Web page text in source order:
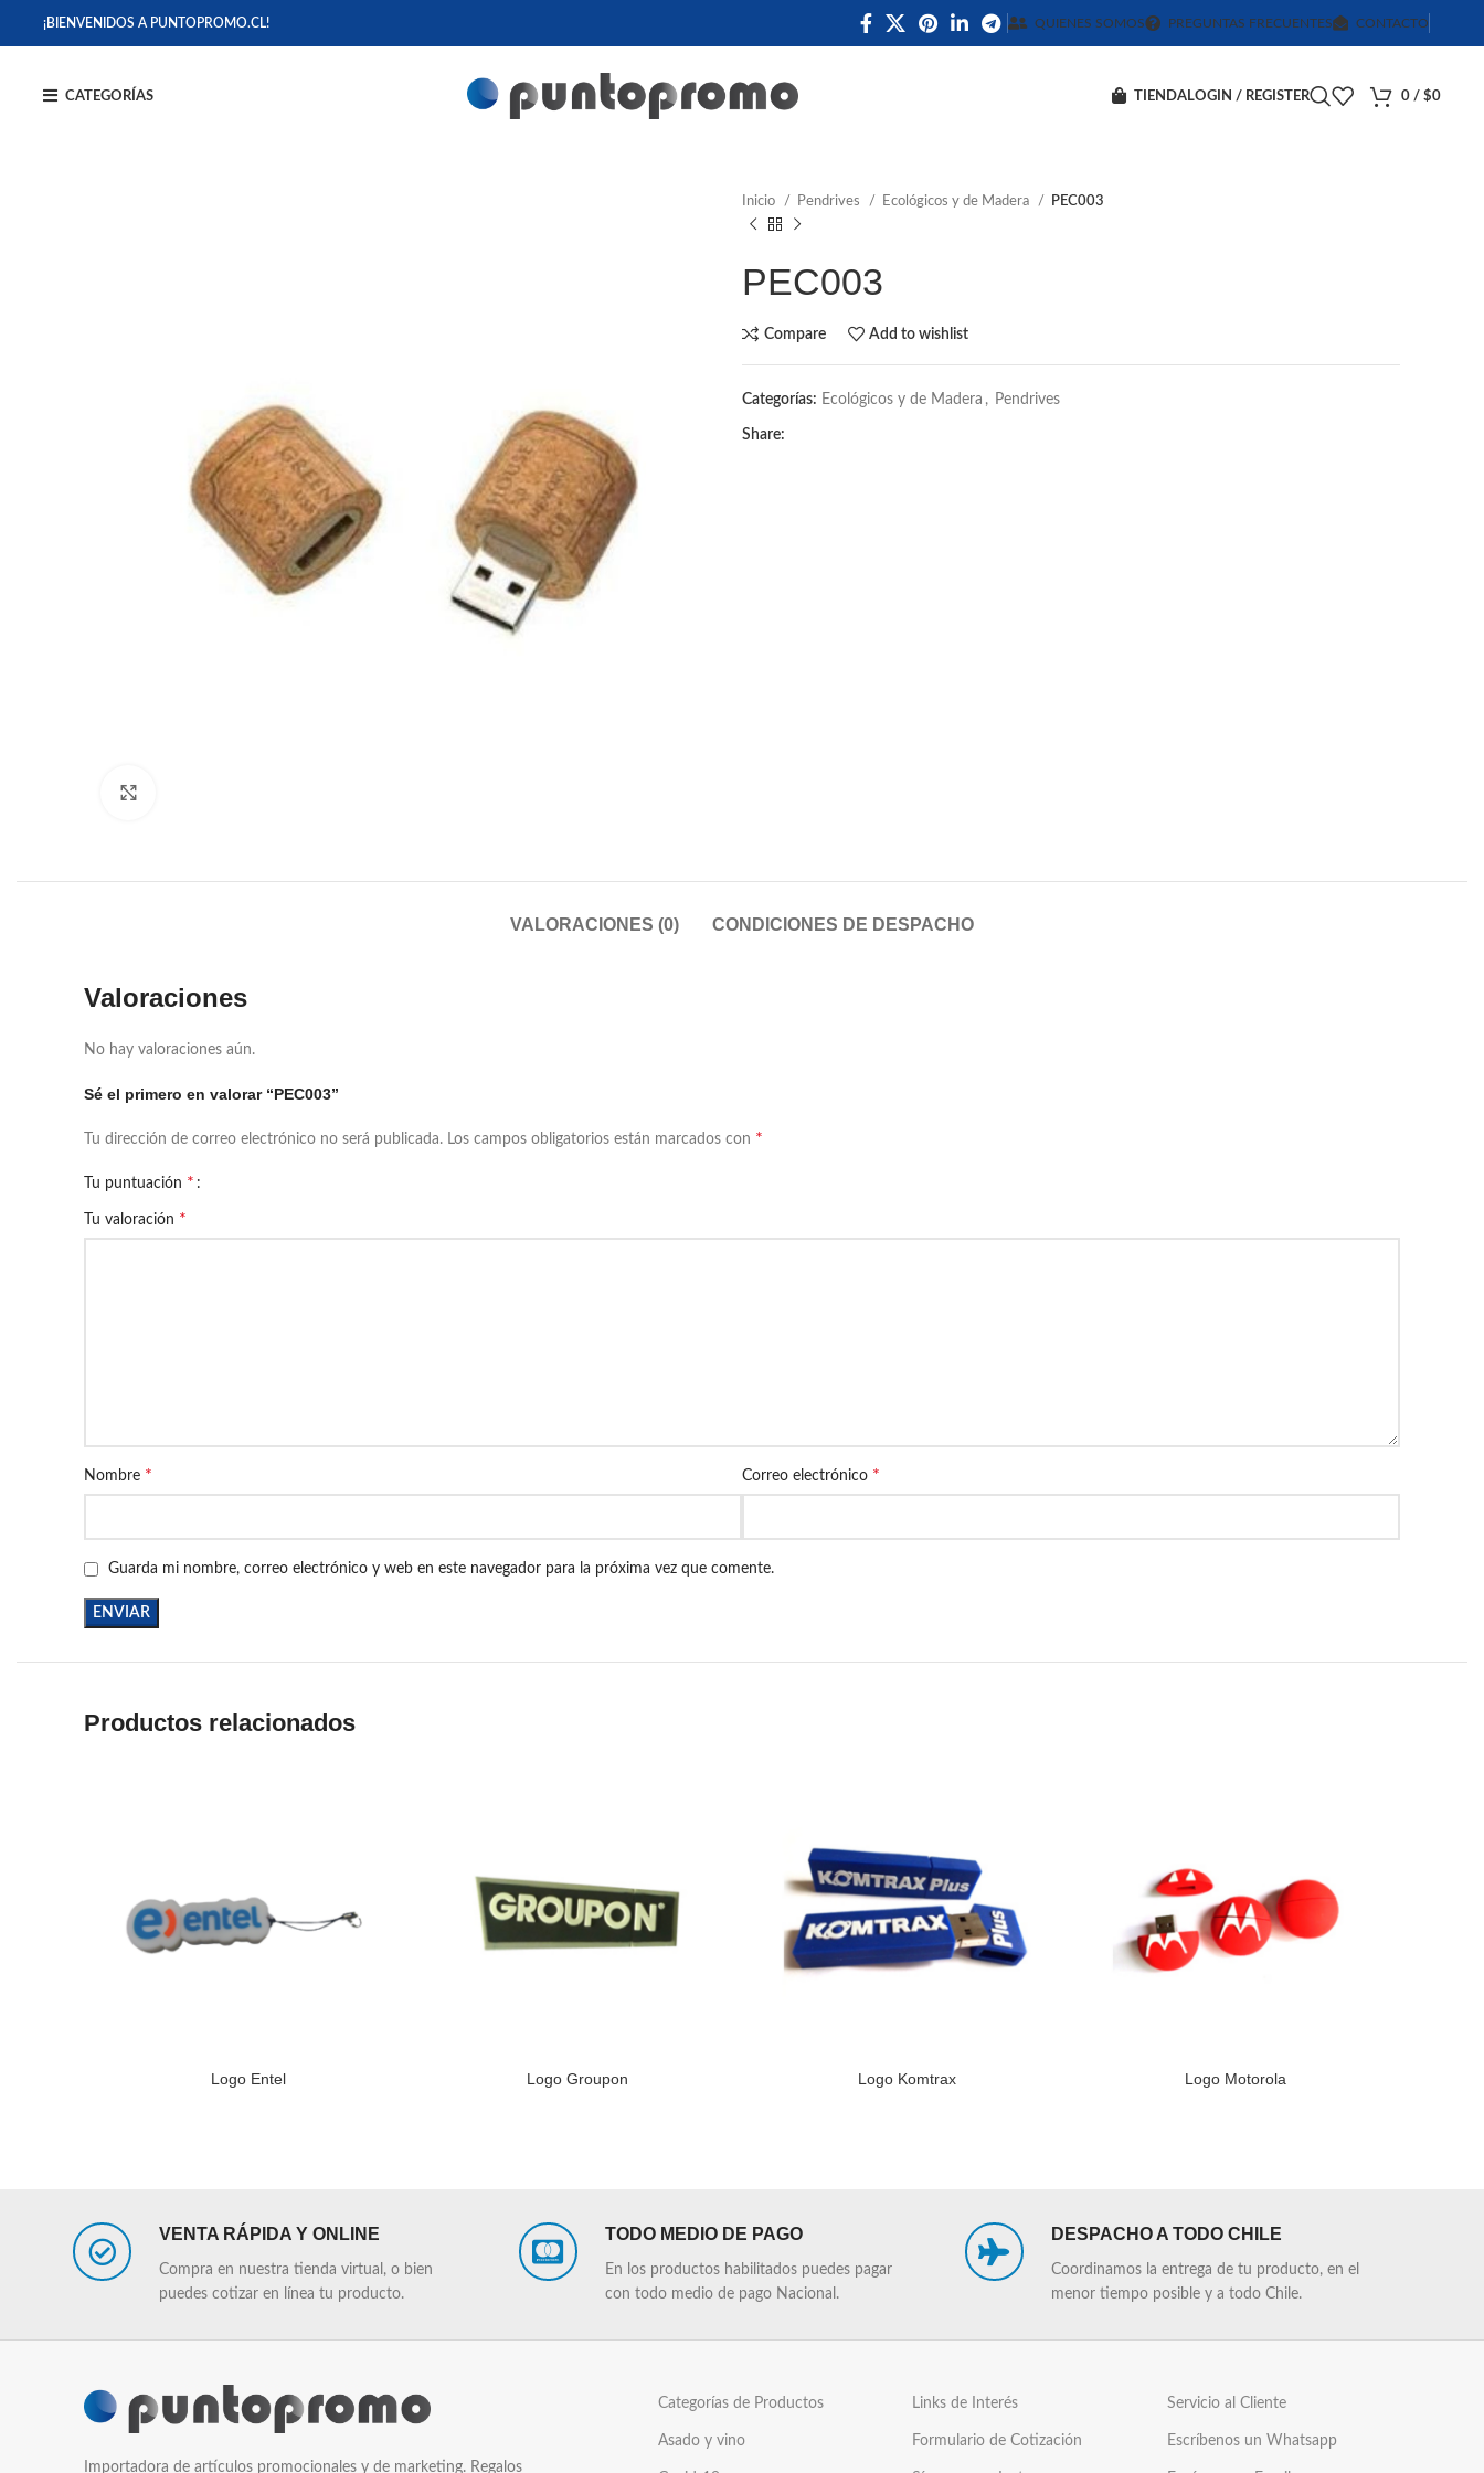
¡BIENVENIDOS A PUNTOPROMO.CL! QUIENES SOMOS PREGUNTAS FRECUENTES CONTACTO
CATEGORÍAS TIENDA LOGIN / REGISTER 0 / $0
Inicio Pendrives Ecológicos y de Madera PEC003
PEC003
Compare Add to wishlist
Categorías: Ecológicos y de Madera , Pendrives
Share:
VALORACIONES (0) CONDICIONES DE DESPACHO
Valoraciones
No hay valoraciones aún.
Sé el primero en valorar “PEC003”
Tu dirección de correo electrónico no será publicada. Los campos obligatorios están marcados con *
Tu puntuación *
Tu valoración *
Nombre * Correo electrónico *
Guarda mi nombre, correo electrónico y web en este navegador para la próxima vez que comente.
Productos relacionados
Logo Entel Logo Groupon Logo Komtrax Logo Motorola
VENTA RÁPIDA Y ONLINE
Compra en nuestra tienda virtual, o bien
puedes cotizar en línea tu producto.
TODO MEDIO DE PAGO
En los productos habilitados puedes pagar
con todo medio de pago Nacional.
DESPACHO A TODO CHILE
Coordinamos la entrega de tu producto, en el
menor tiempo posible y a todo Chile.
Importadora de artículos promocionales y de marketing. Regalos
Categorías de Productos
Asado y vino
Links de Interés
Formulario de Cotización
Servicio al Cliente
Escríbenos un Whatsapp